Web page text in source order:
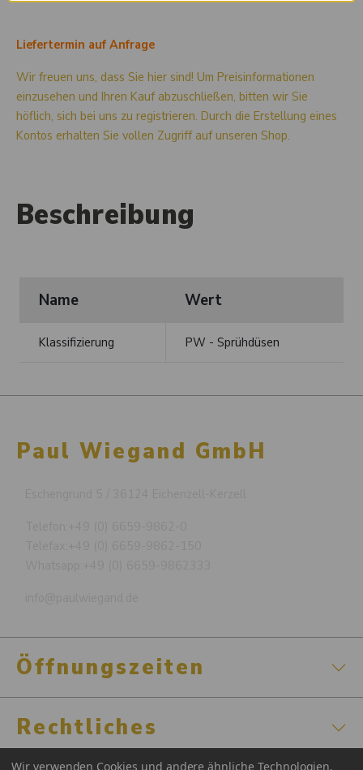
Liefertermin auf Anfrage
Wir freuen uns, dass Sie hier sind! Um Preisinformationen
einzusehen und Ihren Kauf abzuschließen, bitten wir Sie
höflich, sich bei uns zu registrieren. Durch die Erstellung eines
Kontos erhalten Sie vollen Zugriff auf unseren Shop.
Beschreibung
Name Wert
Klassifizierung PW - Sprühdüsen
Paul Wiegand GmbH
Öffnungszeiten
Rechtliches
Wir verwenden Cookies und andere ähnliche Technologien,